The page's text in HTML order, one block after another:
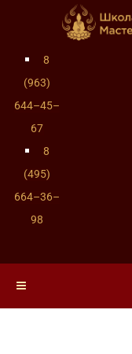
8
(963)
644–45–
67
8
(495)
664–36–
98